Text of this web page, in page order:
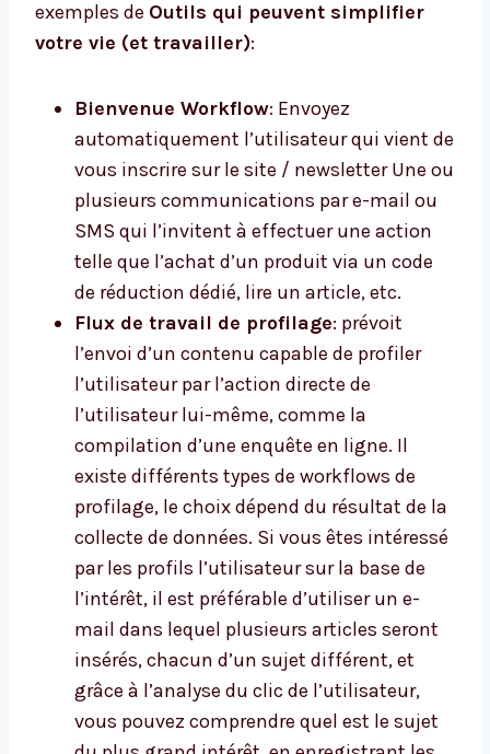
exemples de Outils qui peuvent simplifier
votre vie (et travailler):
Bienvenue Workflow: Envoyez
automatiquement l’utilisateur qui vient de
vous inscrire sur le site / newsletter Une ou
plusieurs communications par e-mail ou
SMS qui l’invitent à effectuer une action
telle que l’achat d’un produit via un code
de réduction dédié, lire un article, etc.
Flux de travail de profilage: prévoit
l’envoi d’un contenu capable de profiler
l’utilisateur par l’action directe de
l’utilisateur lui-même, comme la
compilation d’une enquête en ligne. Il
existe différents types de workflows de
profilage, le choix dépend du résultat de la
collecte de données. Si vous êtes intéressé
par les profils l’utilisateur sur la base de
l’intérêt, il est préférable d’utiliser un e-
mail dans lequel plusieurs articles seront
insérés, chacun d’un sujet différent, et
grâce à l’analyse du clic de l’utilisateur,
vous pouvez comprendre quel est le sujet